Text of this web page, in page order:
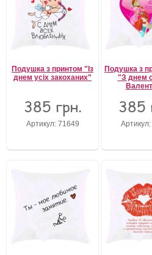
Подушка з принтом "Із
днем усіх закоханих"
385 грн.
Артикул: 71649
Подушка з
"З днем
385